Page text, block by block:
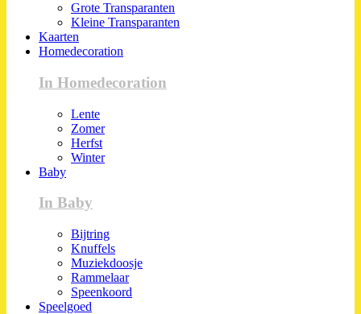
Grote Transparanten
Kleine Transparanten
Kaarten
Homedecoration
In Homedecoration
Lente
Zomer
Herfst
Winter
Baby
In Baby
Bijtring
Knuffels
Muziekdoosje
Rammelaar
Speenkoord
Speelgoed